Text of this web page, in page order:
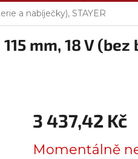
a nabíječky), STAYER
mm, 18 V
3 437,42 Kč
cena:
Momentálně